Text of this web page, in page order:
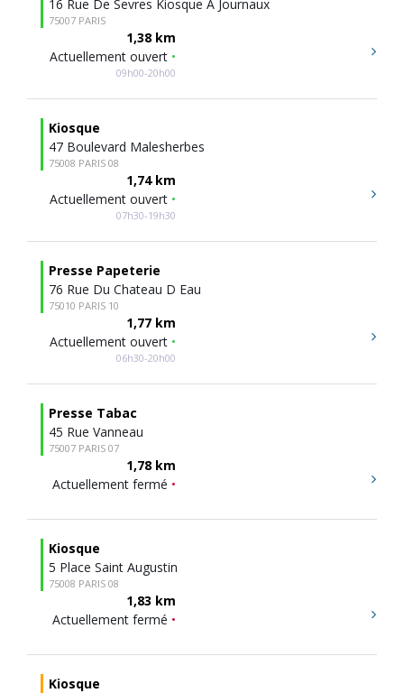
16 Rue De Sevres Kiosque A Journaux
75007 PARIS
1,38 km
Actuellement ouvert •
09h00-20h00
Kiosque
47 Boulevard Malesherbes
75008 PARIS 08
1,74 km
Actuellement ouvert •
07h30-19h30
Presse Papeterie
76 Rue Du Chateau D Eau
75010 PARIS 10
1,77 km
Actuellement ouvert •
06h30-20h00
Presse Tabac
45 Rue Vanneau
75007 PARIS 07
1,78 km
Actuellement fermé •
Kiosque
5 Place Saint Augustin
75008 PARIS 08
1,83 km
Actuellement fermé •
Kiosque